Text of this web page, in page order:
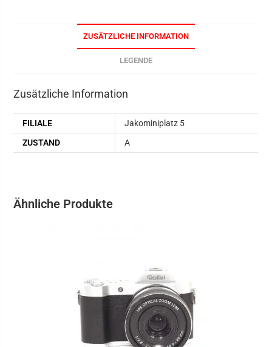
ZUSÄTZLICHE INFORMATION
LEGENDE
Zusätzliche Information
FILIALE
Jakominiplatz 5
ZUSTAND
A
Ähnliche Produkte